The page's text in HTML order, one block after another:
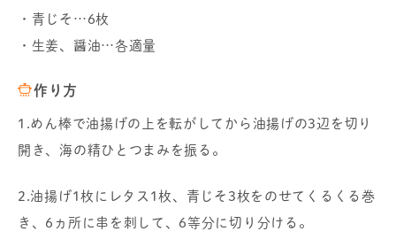
・青じそ…6枚
・生姜、醤油…各適量
作り方
1.めん棒で油揚げの上を転がしてから油揚げの3辺を切り
開き、海の精ひとつまみを振る。
2.油揚げ1枚にレタス1枚、青じそ3枚をのせてくるくる巻
き、6ヵ所に串を刺して、6等分に切り分ける。